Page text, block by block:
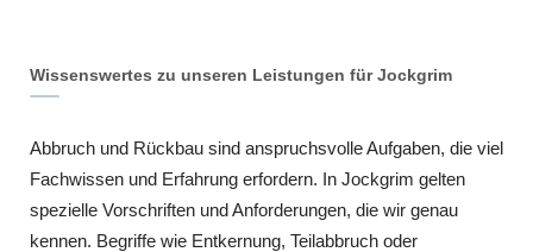
Wissenswertes zu unseren Leistungen für Jockgrim
Abbruch und Rückbau sind anspruchsvolle Aufgaben, die viel
Fachwissen und Erfahrung erfordern. In Jockgrim gelten
spezielle Vorschriften und Anforderungen, die wir genau
kennen. Begriffe wie Entkernung, Teilabbruch oder